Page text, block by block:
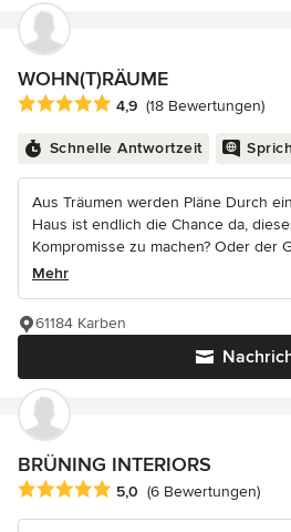
WOHN(T)RÄUME
Durchschnittliche Bewertung: 4.9
4,9 (18 Bewertungen)
Schnelle Antwortzeit
Aus Träumen werden Pläne Durch
Haus ist endlich die Chance da,
Kompromisse zu machen? Oder der
Mehr
61184 Karben
BRÜNING INTERIORS
Durchschnittliche Bewertung: 5 von
5,0 (6 Bewertungen)